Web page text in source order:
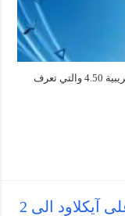
أعلنت شركة سوني انها ستبدأ في بث النسخة التجريبية 4.50 والتي تعرف
شركة آبل تزيد السعة التخزينية على آيكلاود الى 2